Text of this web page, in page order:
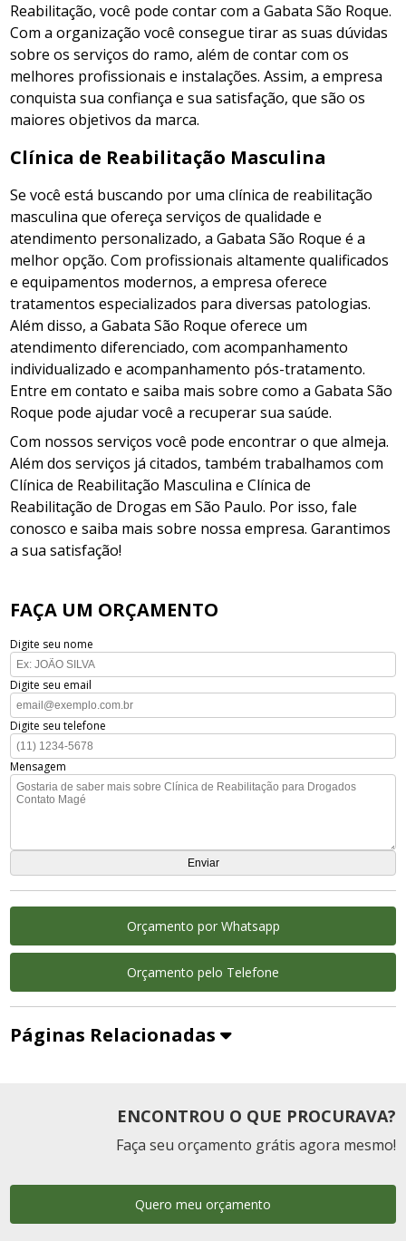
Reabilitação, você pode contar com a Gabata São Roque.
Com a organização você consegue tirar as suas dúvidas
sobre os serviços do ramo, além de contar com os
melhores profissionais e instalações. Assim, a empresa
conquista sua confiança e sua satisfação, que são os
maiores objetivos da marca.
Clínica de Reabilitação Masculina
Se você está buscando por uma clínica de reabilitação
masculina que ofereça serviços de qualidade e
atendimento personalizado, a Gabata São Roque é a
melhor opção. Com profissionais altamente qualificados
e equipamentos modernos, a empresa oferece
tratamentos especializados para diversas patologias.
Além disso, a Gabata São Roque oferece um
atendimento diferenciado, com acompanhamento
individualizado e acompanhamento pós-tratamento.
Entre em contato e saiba mais sobre como a Gabata São
Roque pode ajudar você a recuperar sua saúde.
Com nossos serviços você pode encontrar o que almeja.
Além dos serviços já citados, também trabalhamos com
Clínica de Reabilitação Masculina e Clínica de
Reabilitação de Drogas em São Paulo. Por isso, fale
conosco e saiba mais sobre nossa empresa. Garantimos
a sua satisfação!
FAÇA UM ORÇAMENTO
Digite seu nome
Digite seu email
Digite seu telefone
Mensagem
Orçamento por Whatsapp
Orçamento pelo Telefone
Páginas Relacionadas
ENCONTROU O QUE PROCURAVA?
Faça seu orçamento grátis agora mesmo!
Quero meu orçamento